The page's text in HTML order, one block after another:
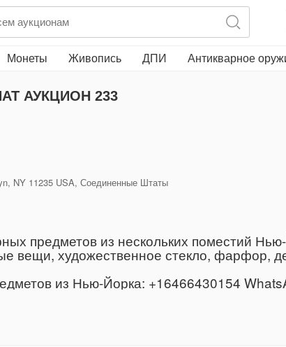
Монеты Живопись ДПИ Антикварное
АУКЦИОН 233
NY 11235 USA, Соединенные Штаты
предметов из нескольких поместий
вещи, художественное стекло, фарфор,
из Нью-Йорка: +16466430154